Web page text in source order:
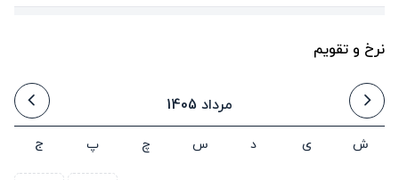
نرخ و تقویم
مرداد 1405
ش ی د س چ پ ج